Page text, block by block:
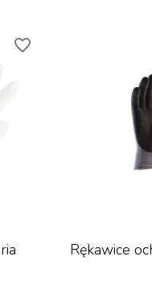
favorite_border
Rękawice